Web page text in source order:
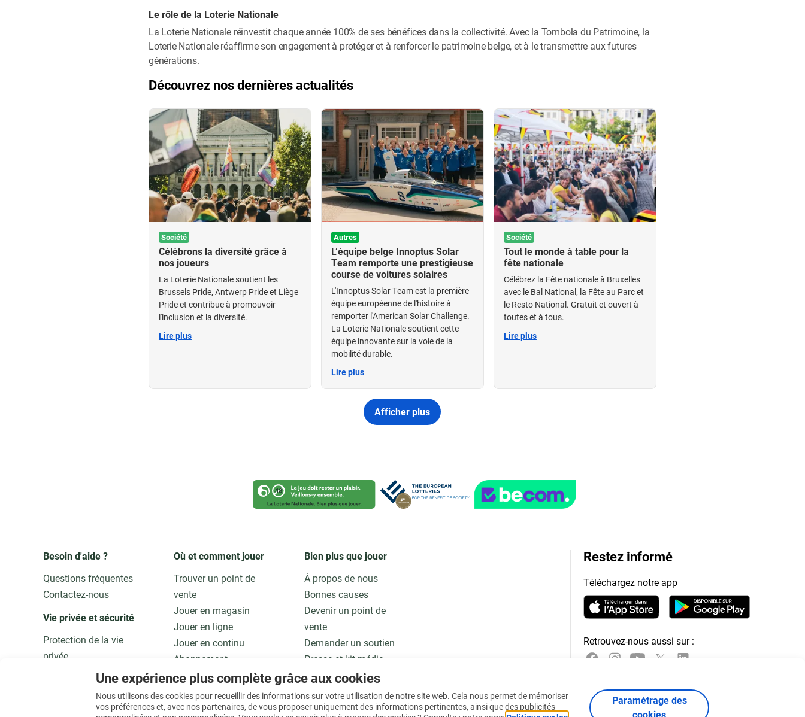
Le rôle de la Loterie Nationale
La Loterie Nationale réinvestit chaque année 100% de ses bénéfices dans la collectivité. Avec la Tombola du Patrimoine, la
Loterie Nationale réaffirme son engagement à protéger et à renforcer le patrimoine belge, et à le transmettre aux futures
générations.
Découvrez nos dernières actualités
Société
Célébrons la diversité grâce à
nos joueurs
La Loterie Nationale soutient les
Brussels Pride, Antwerp Pride et Liège
Pride et contribue à promouvoir
l'inclusion et la diversité.
Lire plus
Autres
L’équipe belge Innoptus Solar
Team remporte une prestigieuse
course de voitures solaires
L'Innoptus Solar Team est la première
équipe européenne de l'histoire à
remporter l'American Solar Challenge.
La Loterie Nationale soutient cette
équipe innovante sur la voie de la
mobilité durable.
Lire plus
Société
Tout le monde à table pour la
fête nationale
Célébrez la Fête nationale à Bruxelles
avec le Bal National, la Fête au Parc et
le Resto National. Gratuit et ouvert à
toutes et à tous.
Lire plus
Afficher plus
Une expérience plus complète grâce aux cookies
Nous utilisons des cookies pour recueillir des informations sur votre utilisation de notre site web. Cela nous permet de mémoriser
vos préférences et, avec nos partenaires, de vous proposer uniquement des informations pertinentes, ainsi que des publicités
Paramétrage des
cookies
Besoin d'aide ?
Questions fréquentes
Contactez-nous
Vie privée et sécurité
Protection de la vie
privée
Adaptez vos données
Où et comment jouer
Trouver un point de
vente
Jouer en magasin
Jouer en ligne
Jouer en continu
Abonnement
Application
Jouer responsable
Bien plus que jouer
À propos de nous
Bonnes causes
Devenir un point de
vente
Demander un soutien
Presse et kit média
Notre modèle
Jobs
Restez informé
Téléchargez notre app
Retrouvez-nous aussi sur :